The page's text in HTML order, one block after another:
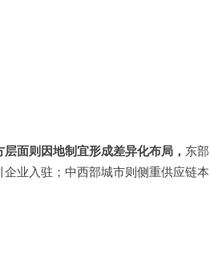
面则因地制宜形成差异化布局， 东部
业入驻；中西部城市则侧重供应链本